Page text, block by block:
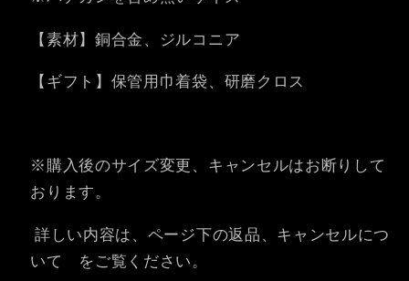
【素材】銅合金、ジルコニア
【ギフト】保管用巾着袋、研磨クロス
※購入後のサイズ変更、キャンセルはお断りして
おります。
詳しい内容は、ページ下の返品、キャンセルにつ
いて をご覧ください。